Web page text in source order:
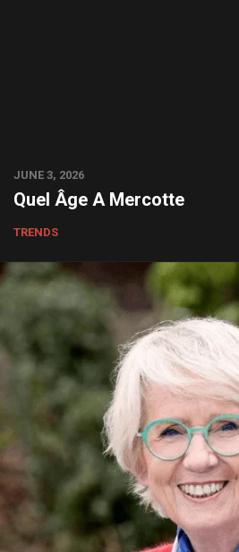
JUNE 3, 2026
Quel Âge A Mercotte
TRENDS